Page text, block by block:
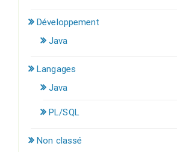
Développement
Java
Langages
Java
PL/SQL
Non classé